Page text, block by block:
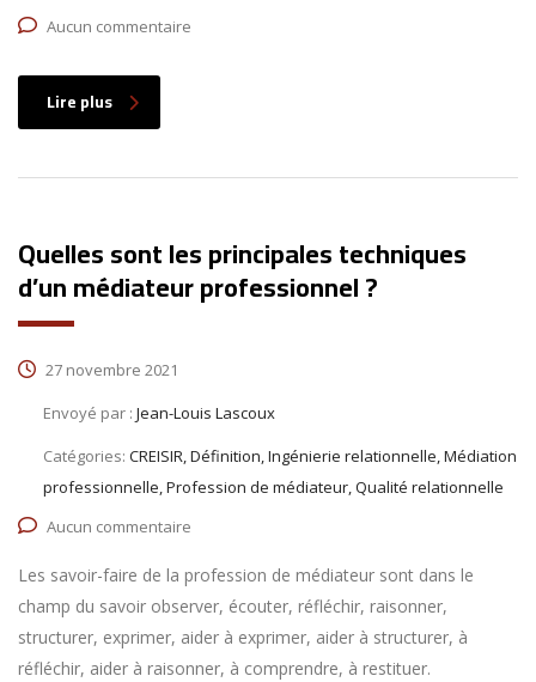
Aucun commentaire
Lire plus
Quelles sont les principales techniques
d’un médiateur professionnel ?
27 novembre 2021
Envoyé par : Jean-Louis Lascoux
Catégories: CREISIR, Définition, Ingénierie relationnelle, Médiation
professionnelle, Profession de médiateur, Qualité relationnelle
Aucun commentaire
Les savoir-faire de la profession de médiateur sont dans le
champ du savoir observer, écouter, réfléchir, raisonner,
structurer, exprimer, aider à exprimer, aider à structurer, à
réfléchir, aider à raisonner, à comprendre, à restituer.